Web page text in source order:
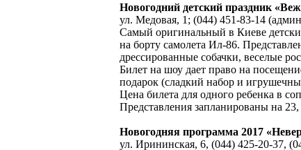
Новогодний детский праздник
ул. Медовая, 1; (044) 451-83-14
Самый оригинальный в Киеве
на борту самолета Ил-86.
дрессированные собачки, веселые
Билет на шоу дает право на
подарок (сладкий набор и
Цена билета для одного ребенка в
Представления запланированы на
Новогодняя программа 2017
ул. Ирининская, 6, (044) 425-20-37,